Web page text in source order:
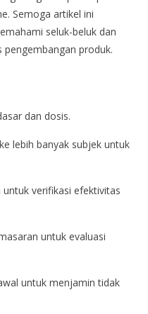
Semoga artikel ini
seluk-beluk dan
produk.
dan dosis.
lebih banyak subjek untuk
untuk verifikasi efektivitas
untuk evaluasi
untuk menjamin tidak